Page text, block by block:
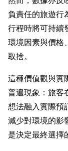
負責任的旅遊行
行程時將可持續
環境因素與價格
取捨。
這種價值觀與實
普遍現象：旅客
想法融入實際預
減少對環境的影
是決定最終選擇